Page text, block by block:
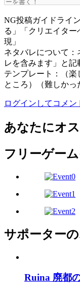
NG投稿ガイドライ
る」「クリエイタ
現」
ネタバレについて
レを含みます」と記
テンプレート：（楽
ところ）（難しかっ
ログインしてコメン
あなたにオ
フリーゲー
サポーター
Ruina 廃都